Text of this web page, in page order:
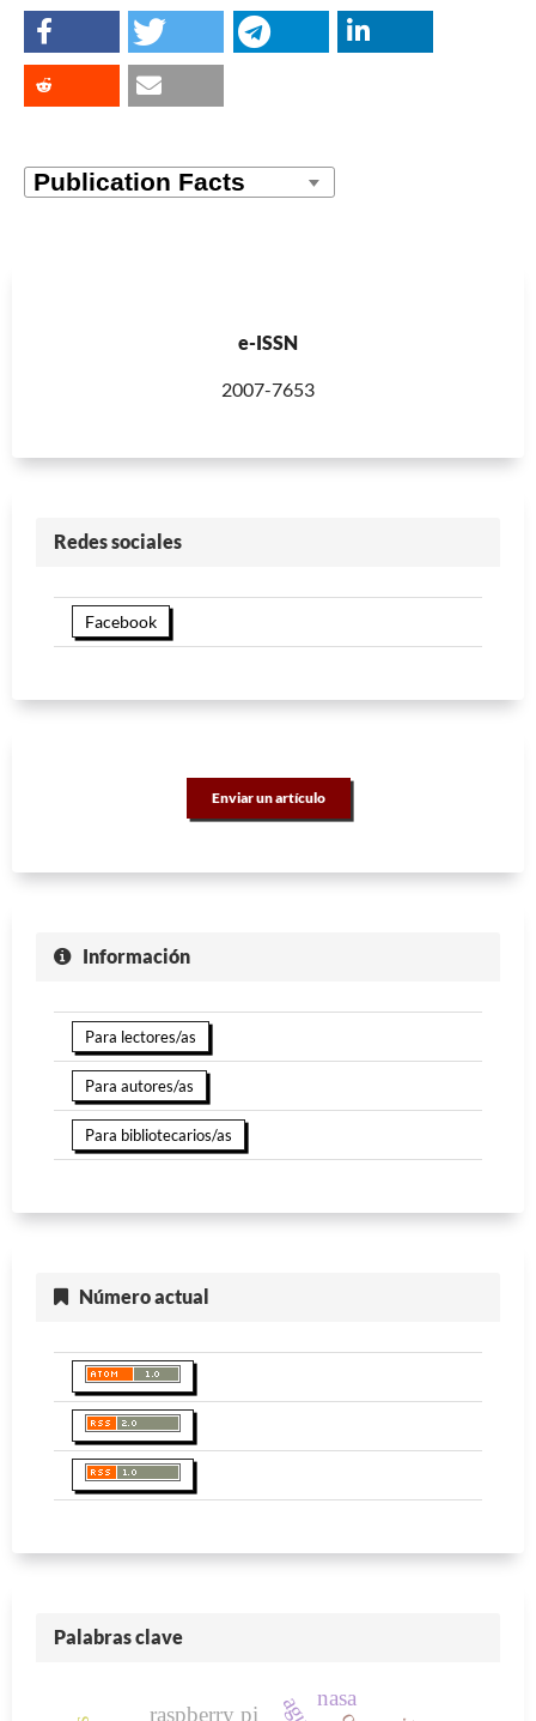
e-ISSN
2007-7653
Redes sociales
Facebook
Enviar un artículo
Información
Para lectores/as
Para autores/as
Para bibliotecarios/as
Número actual
Palabras clave
raspberry pi
nasa